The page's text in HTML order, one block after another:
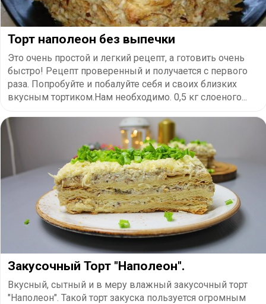
Торт наполеон без выпечки
Это очень простой и легкий рецепт, а готовить очень
быстро! Рецепт проверенный и получается с первого
раза. Попробуйте и побалуйте себя и своих близких
вкусным тортиком.Нам необходимо. 0,5 кг слоеного...
Закусочный Торт "Наполеон".
Вкусный, сытный и в меру влажный закусочный торт
"Наполеон". Такой торт закуска пользуется огромным